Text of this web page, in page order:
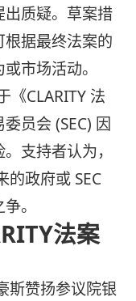
质疑。草案措
据最终法案的
市场活动。
《CLARITY 法
员会 (SEC) 因
支持者认为，
的政府或 SEC
。
法案
斯赞扬参议院银